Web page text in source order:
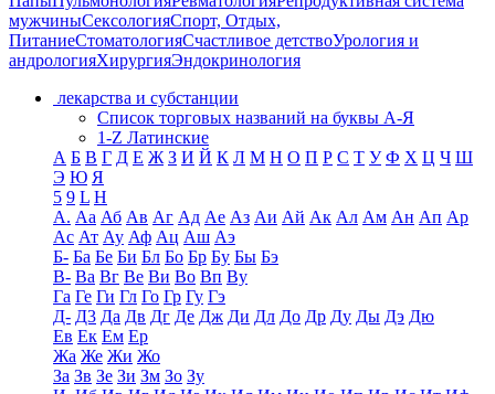
мужчиныСексологияСпорт, Отдых,
ПитаниеСтоматологияСчастливое детствоУрология и
андрологияХирургияЭндокринология
лекарства и субстанции
Список торговых названий на буквы А-Я
1-Z Латинские
А Б В Г Д Е Ж З И Й К Л М Н О П Р С Т У Ф Х Ц Ч Ш
Э Ю Я
5 9 L H
А. Аа Аб Ав Аг Ад Ае Аз Аи Ай Ак Ал Ам Ан Ап Ар
Ас Ат Ау Аф Ац Аш Аэ
Б- Ба Бе Би Бл Бо Бр Бу Бы Бэ
В- Ва Вг Ве Ви Во Вп Ву
Га Ге Ги Гл Го Гр Гу Гэ
Д- Д3 Да Дв Дг Де Дж Ди Дл До Др Ду Ды Дэ Дю
Ев Ек Ем Ер
Жа Же Жи Жо
За Зв Зе Зи Зм Зо Зу